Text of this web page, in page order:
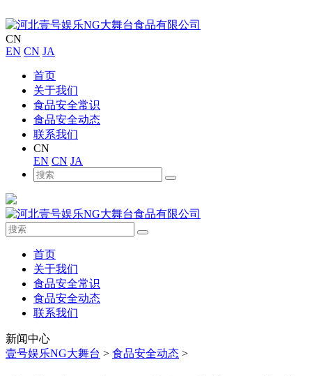
CN
EN CN JA
首页
关于我们
食品安全常识
食品安全动态
联系我们
CN
EN CN JA
首页
关于我们
食品安全常识
食品安全动态
联系我们
新闻中心
壹号娱乐NG大舞台 > 食品安全动态 >